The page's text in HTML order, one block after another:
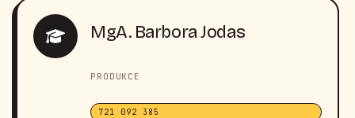
MgA. Barbora Jodas
PRODUKCE
721 092 385